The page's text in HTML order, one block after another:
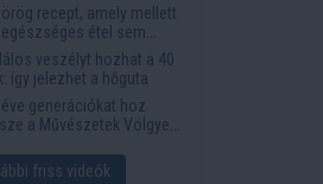
recept, amely mellett
étel sem
lemondásnak
veszélyt hozhat a 40
így jelezhet a hőguta
generációkat hoz
a Művészetek Völgye
bérletárfriss videók